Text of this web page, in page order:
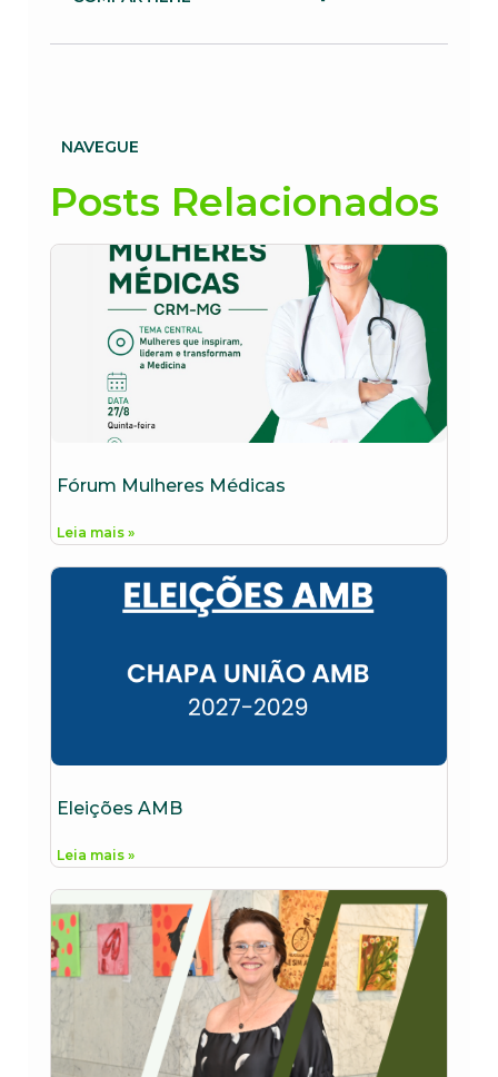
NAVEGUE
Posts Relacionados
Fórum Mulheres Médicas
Leia mais »
Eleições AMB
Leia mais »